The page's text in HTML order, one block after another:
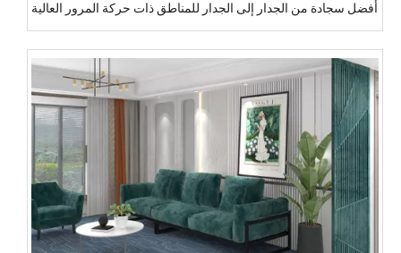
أفضل سجادة من الجدار إلى الجدار للمناطق ذات حركة المرور العالية